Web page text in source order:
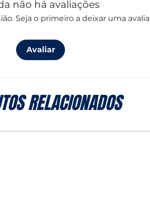
não há avaliações
Seja o primeiro a deixar uma
Avaliar
RELACIONADOS